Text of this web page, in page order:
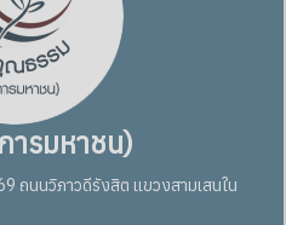
รมหาชน)
ถนนวิภาวดีรังสิต แขวงสามเสนใน